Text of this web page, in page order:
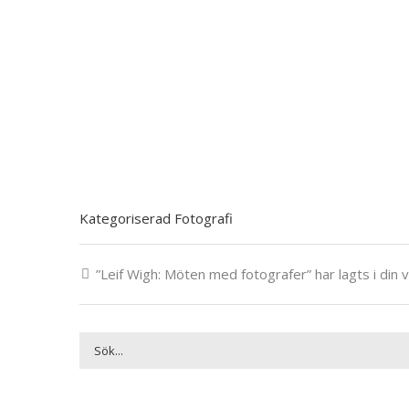
Kategoriserad Fotografi
”Leif Wigh: Möten med fotografer” har lagts i din